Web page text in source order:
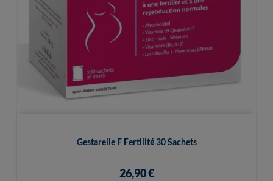
Gestarelle F Fertilité 30 Sachets
26,90 €